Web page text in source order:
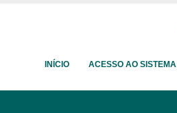
INÍCIO ACESSO AO SISTEMA